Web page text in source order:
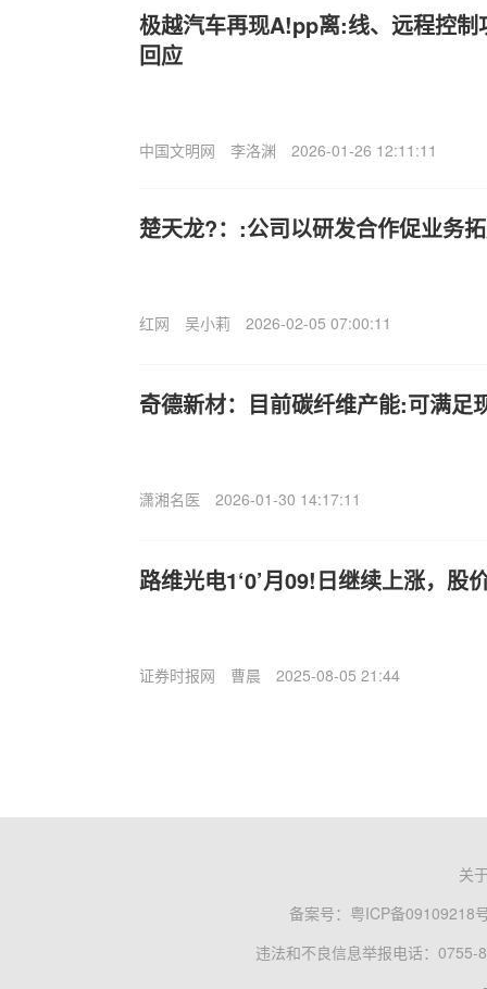
极越汽车再现A!pp离:线、远程控制
回应
中国文明网 李洛渊 2026-01-26 12:11:11
楚天龙?：:公司以研发合作促业务
红网 吴小莉 2026-02-05 07:00:11
奇德新材：目前碳纤维产能:可满足
潇湘名医 2026-01-30 14:17:11
路维光电1‘0’月09!日继续上涨，股
证券时报网 曹晨 2025-08-05 21:44
关
备案号： 粤ICP备09109218
违法和不良信息举报电话：0755-